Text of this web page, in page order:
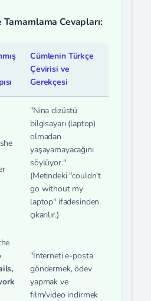
Cevapları:
Cümlenin Türkçe
Çevirisi ve
Gerekçesi
"Nina dizüstü
bilgisayarı (laptop)
olmadan
yaşayamayacağını
söylüyor."
(Metindeki "couldn't
go without my
laptop" ifadesinden
çıkarılır.)
"İnterneti e-posta
göndermek, ödev
yapmak ve
film/video indirmek